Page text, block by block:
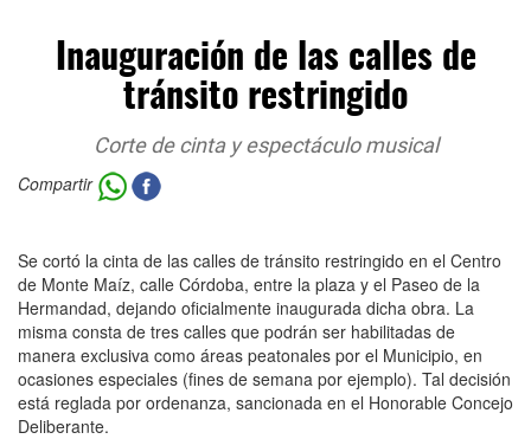
Inauguración de las calles de
tránsito restringido
Corte de cinta y espectáculo musical
Compartir
Se cortó la cinta de las calles de tránsito restringido en el Centro
de Monte Maíz, calle Córdoba, entre la plaza y el Paseo de la
Hermandad, dejando oficialmente inaugurada dicha obra. La
misma consta de tres calles que podrán ser habilitadas de
manera exclusiva como áreas peatonales por el Municipio, en
ocasiones especiales (fines de semana por ejemplo). Tal decisión
está reglada por ordenanza, sancionada en el Honorable Concejo
Deliberante.